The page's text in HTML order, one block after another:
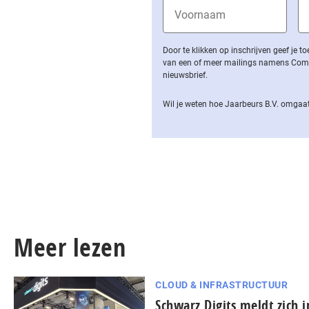
Door te klikken op inschrijven geef je
van een of meer mailings namens
nieuwsbrief.
Wil je weten hoe Jaarbeurs B.V.
Meer lezen
CLOUD & INFRASTRUCTUUR
Schwarz Digits meldt zich